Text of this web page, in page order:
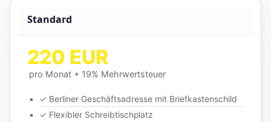
Standard
220 EUR
pro Monat + 19% Mehrwertsteuer
✓ Berliner Geschäftsadresse mit Briefkastenschild
✓ Flexibler Schreibtischplatz